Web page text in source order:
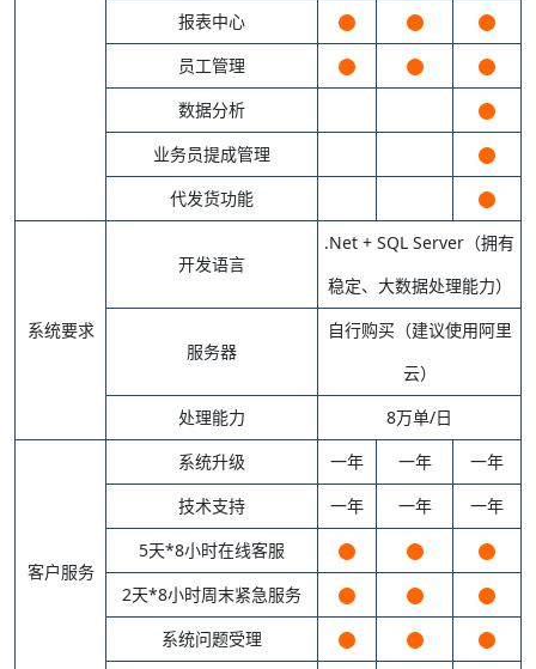
报表中心
员工管理
数据分析
业务员提成管理
代发货功能
系统要求
开发语言
.Net + SQL Server（拥有
稳定、大数据处理能力）
服务器
自行购买（建议使用阿里
云）
处理能力
8万单/日
客户服务
系统升级 一年 一年
一年
技术支持
一年 一年
一年
5天*8小时在线客服
2天*8小时周末紧急服务
系统问题受理